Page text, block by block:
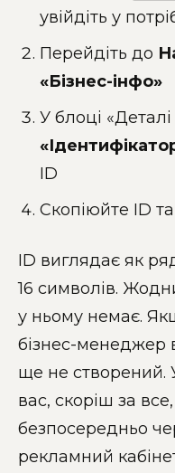
увійдіть у
Перейдіть до
«Бізнес-інфо»
У блоці
ID
Скопіюйте ID
ID виглядає як
16 символів.
у ньому немає.
бізнес-менеджер
ще не створений.
вас, скоріш за
безпосередньо
рекламний